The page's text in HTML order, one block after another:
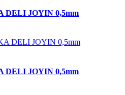
DELI JOYIN 0,5mm
DELI JOYIN 0,5mm